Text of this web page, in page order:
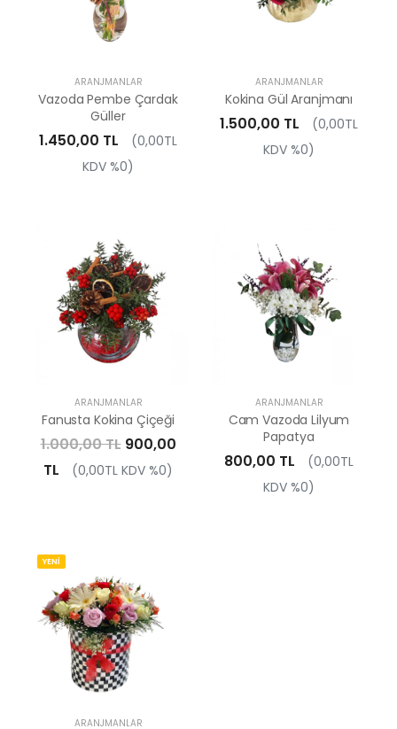
ARANJMANLAR
Vazoda Pembe Çardak
Güller
1.450,00 TL
(0,00TL
KDV %0)
ARANJMANLAR
Kokina Gül Aranjmanı
1.500,00 TL
(0,00TL
KDV %0)
ARANJMANLAR
Fanusta Kokina Çiçeği
1.000,00 TL 900,00
TL
(0,00TL KDV %0)
ARANJMANLAR
Cam Vazoda Lilyum
Papatya
800,00 TL
(0,00TL
KDV %0)
YENİ
ARANJMANLAR